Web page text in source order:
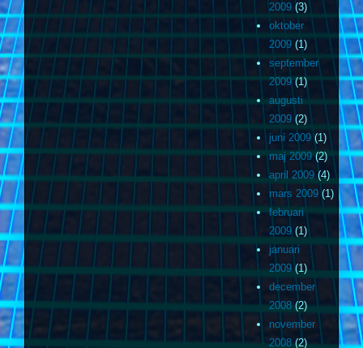
2009(3)
oktober
2009(1)
september
2009(1)
augusti
2009(2)
juni 2009(1)
maj 2009(2)
april 2009(4)
mars 2009(1)
februari
2009(1)
januari
2009(1)
december
2008(2)
november
2008(2)